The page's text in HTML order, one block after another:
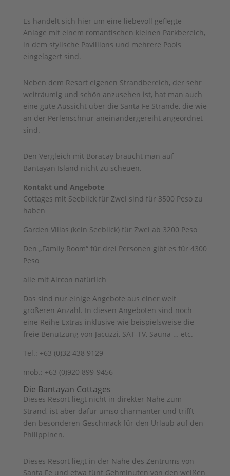
Es handelt sich hier um eine liebevoll geflegte
Anlage mit einem romantischen kleinen Parkbereich,
in dem stylische Pavillions und mehrere Pools
eingelagert sind.
Neben dem Resort eigenen Strandbereich, der sehr
weiträumig und schön anzusehen ist, hat man auch
eine gute Aussicht über die Santa Fe Strände, die wie
an der Perlenschnur aneinandergereiht angeordnet
sind.
Den Vergleich mit Boracay braucht man auf
Bantayan Island nicht zu scheuen.
Kontakt und Angebote
Cottages mit Seeblick für Zwei sind für 3500 Peso zu
haben
Garden Villas (kein Seeblick) für Zwei ab 3200 Peso
Den „Family Room“ für drei Personen gibt es für 4300
Peso
alle mit Aircon natürlich
Das sind nur einige Angebote aus einer weit
größeren Anzahl. In diesen Angeboten sind noch
eine Reihe Extras inklusive wie beispielsweise die
freie Benützung von Jacuzzi, SAT-TV, Sauna … etc.
Tel.: +63 (0)32 438 9129
mob.: +63 (0)920 899-9456
Die Bantayan Cottages
Dieses Resort liegt nicht in direkter Nähe zum
Strand, ist aber dafür umso charmanter und trifft
den besonderen Geschmack für den Urlaub auf den
Philippinen.
Dieses Resort liegt in der Nähe des Zentrums von
Santa Fe und etwa fünf Gehminuten von den weißen